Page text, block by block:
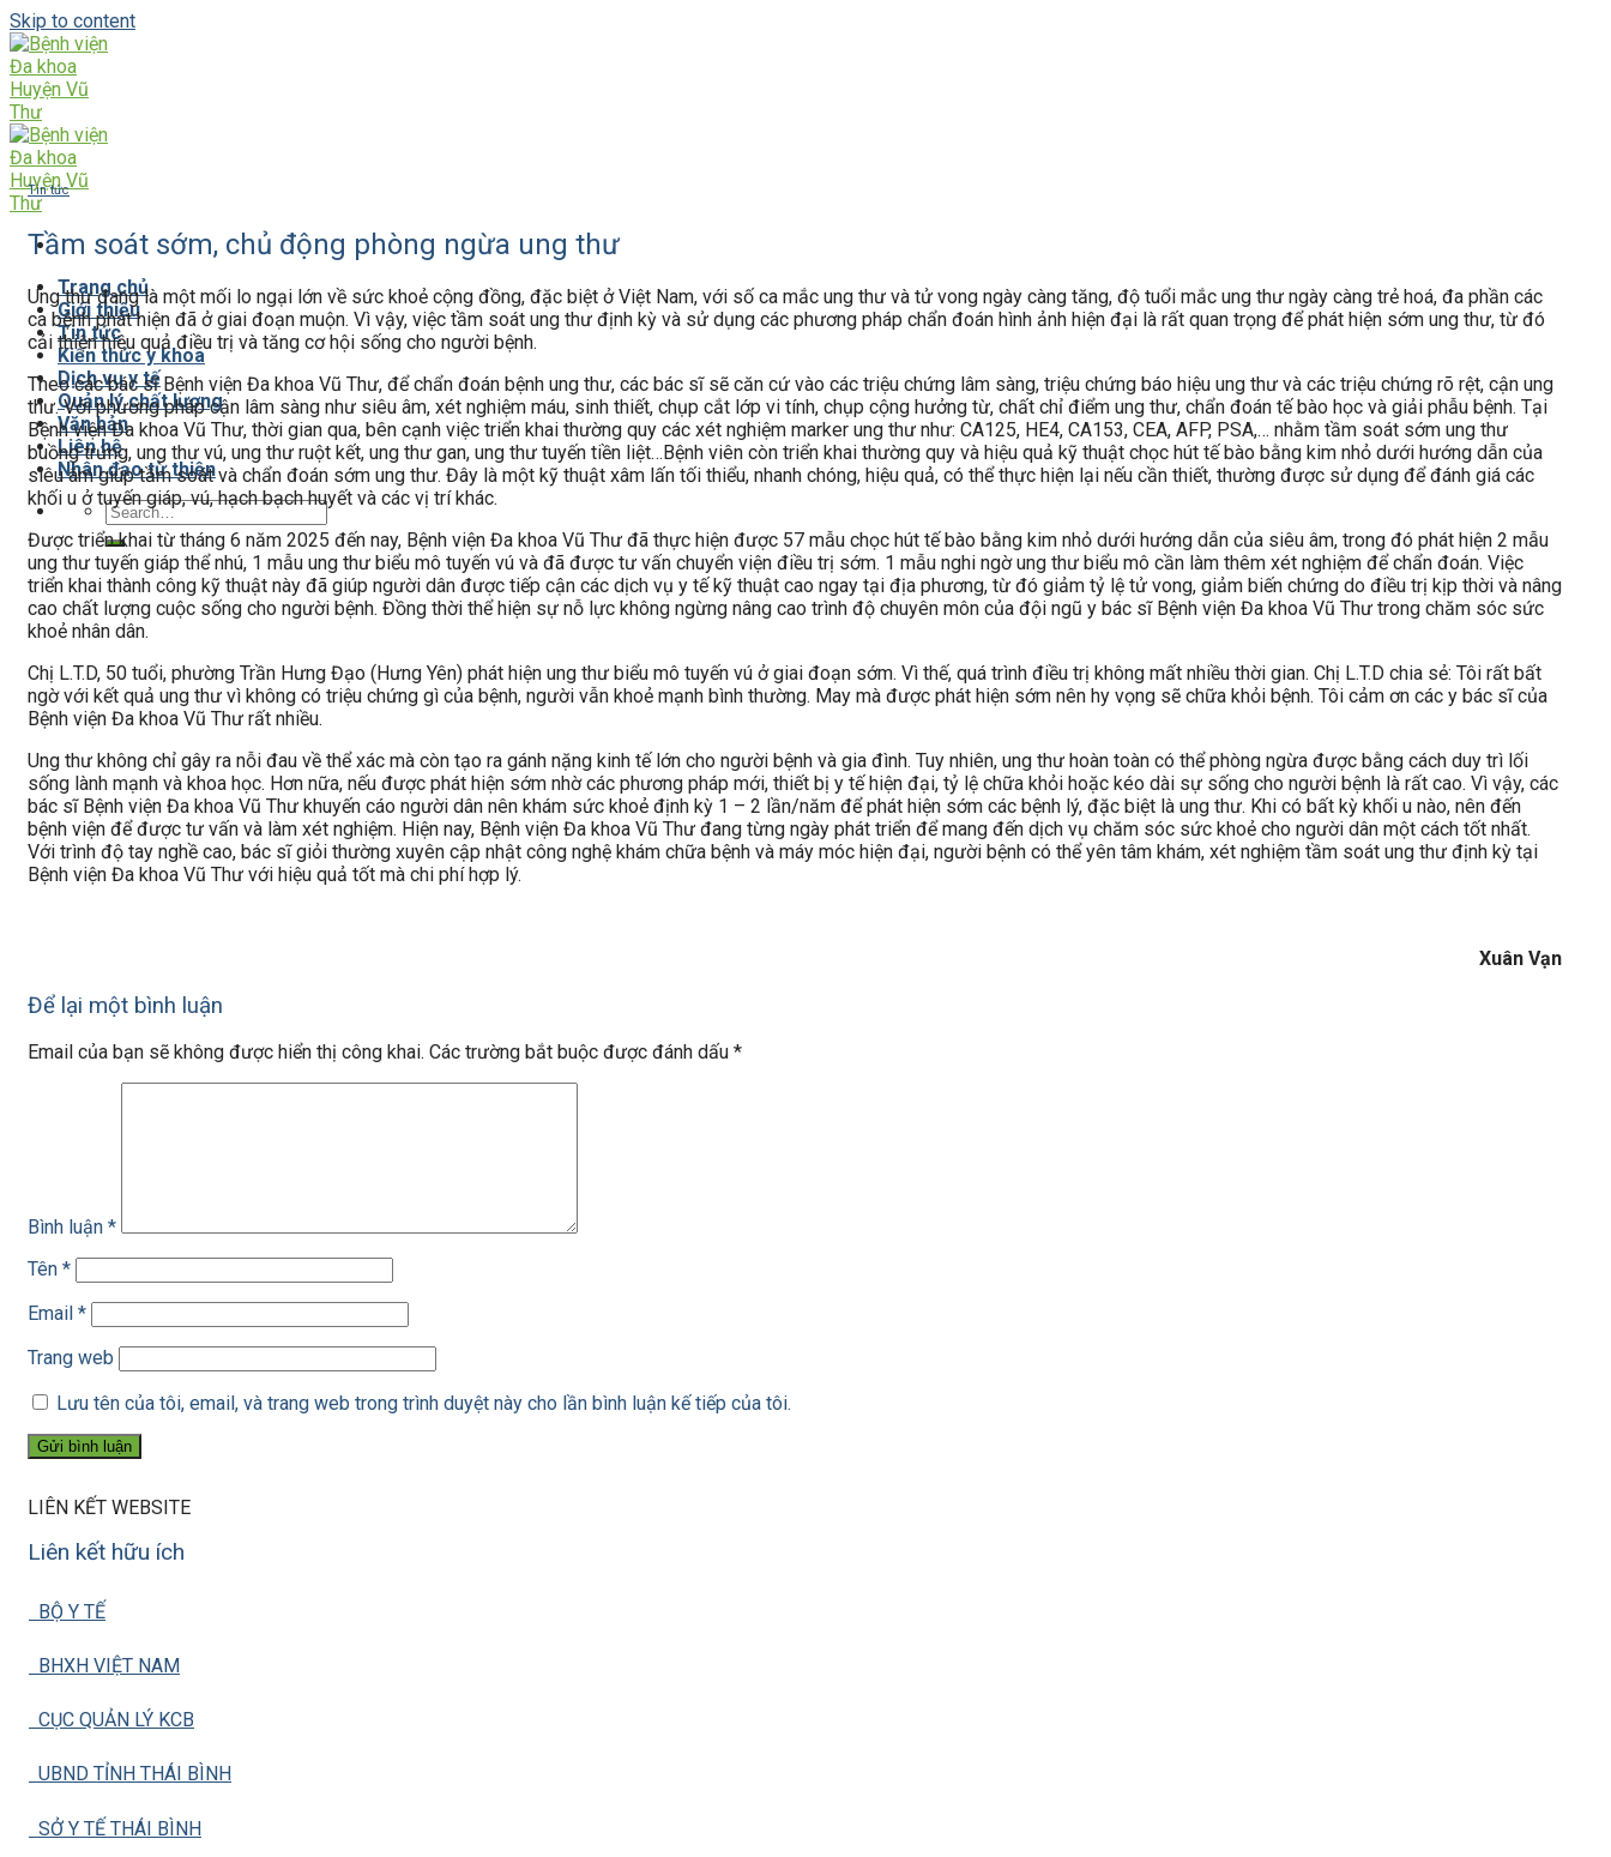
Skip to content
Trang chủ
Giới thiệu
Tin tức
Kiến thức y khoa
Dịch vụ y tế
Quản lý chất lượng
Văn bản
Liên hệ
Nhân đạo từ thiện
Tin tức
Tầm soát sớm, chủ động phòng ngừa ung thư
Ung thư đang là một mối lo ngại lớn về sức khoẻ cộng đồng, đặc biệt ở Việt Nam, với số ca mắc ung thư và tử vong ngày càng tăng, độ tuổi mắc ung thư ngày càng trẻ hoá, đa phần các
ca bệnh phát hiện đã ở giai đoạn muộn. Vì vậy, việc tầm soát ung thư định kỳ và sử dụng các phương pháp chẩn đoán hình ảnh hiện đại là rất quan trọng để phát hiện sớm ung thư, từ đó
cải thiện hiệu quả điều trị và tăng cơ hội sống cho người bệnh.
Theo các bác sĩ Bệnh viện Đa khoa Vũ Thư, để chẩn đoán bệnh ung thư, các bác sĩ sẽ căn cứ vào các triệu chứng lâm sàng, triệu chứng báo hiệu ung thư và các triệu chứng rõ rệt, cận ung
thư. Với phương pháp cận lâm sàng như siêu âm, xét nghiệm máu, sinh thiết, chụp cắt lớp vi tính, chụp cộng hưởng từ, chất chỉ điểm ung thư, chẩn đoán tế bào học và giải phẫu bệnh. Tại
Bệnh viện Đa khoa Vũ Thư, thời gian qua, bên cạnh việc triển khai thường quy các xét nghiệm marker ung thư như: CA125, HE4, CA153, CEA, AFP, PSA,… nhằm tầm soát sớm ung thư
buồng trứng, ung thư vú, ung thư ruột kết, ung thư gan, ung thư tuyến tiền liệt…Bệnh viên còn triển khai thường quy và hiệu quả kỹ thuật chọc hút tế bào bằng kim nhỏ dưới hướng dẫn của
siêu âm giúp tầm soát và chẩn đoán sớm ung thư. Đây là một kỹ thuật xâm lấn tối thiểu, nhanh chóng, hiệu quả, có thể thực hiện lại nếu cần thiết, thường được sử dụng để đánh giá các
khối u ở tuyến giáp, vú, hạch bạch huyết và các vị trí khác.
Được triển khai từ tháng 6 năm 2025 đến nay, Bệnh viện Đa khoa Vũ Thư đã thực hiện được 57 mẫu chọc hút tế bào bằng kim nhỏ dưới hướng dẫn của siêu âm, trong đó phát hiện 2 mẫu
ung thư tuyến giáp thể nhú, 1 mẫu ung thư biểu mô tuyến vú và đã được tư vấn chuyển viện điều trị sớm. 1 mẫu nghi ngờ ung thư biểu mô cần làm thêm xét nghiệm để chẩn đoán. Việc
triển khai thành công kỹ thuật này đã giúp người dân được tiếp cận các dịch vụ y tế kỹ thuật cao ngay tại địa phương, từ đó giảm tỷ lệ tử vong, giảm biến chứng do điều trị kịp thời và nâng
cao chất lượng cuộc sống cho người bệnh. Đồng thời thể hiện sự nỗ lực không ngừng nâng cao trình độ chuyên môn của đội ngũ y bác sĩ Bệnh viện Đa khoa Vũ Thư trong chăm sóc sức
khoẻ nhân dân.
Chị L.T.D, 50 tuổi, phường Trần Hưng Đạo (Hưng Yên) phát hiện ung thư biểu mô tuyến vú ở giai đoạn sớm. Vì thế, quá trình điều trị không mất nhiều thời gian. Chị L.T.D chia sẻ: Tôi rất bất
ngờ với kết quả ung thư vì không có triệu chứng gì của bệnh, người vẫn khoẻ mạnh bình thường. May mà được phát hiện sớm nên hy vọng sẽ chữa khỏi bệnh. Tôi cảm ơn các y bác sĩ của
Bệnh viện Đa khoa Vũ Thư rất nhiều.
Ung thư không chỉ gây ra nỗi đau về thể xác mà còn tạo ra gánh nặng kinh tế lớn cho người bệnh và gia đình. Tuy nhiên, ung thư hoàn toàn có thể phòng ngừa được bằng cách duy trì lối
sống lành mạnh và khoa học. Hơn nữa, nếu được phát hiện sớm nhờ các phương pháp mới, thiết bị y tế hiện đại, tỷ lệ chữa khỏi hoặc kéo dài sự sống cho người bệnh là rất cao. Vì vậy, các
bác sĩ Bệnh viện Đa khoa Vũ Thư khuyến cáo người dân nên khám sức khoẻ định kỳ 1 – 2 lần/năm để phát hiện sớm các bệnh lý, đặc biệt là ung thư. Khi có bất kỳ khối u nào, nên đến
bệnh viện để được tư vấn và làm xét nghiệm. Hiện nay, Bệnh viện Đa khoa Vũ Thư đang từng ngày phát triển để mang đến dịch vụ chăm sóc sức khoẻ cho người dân một cách tốt nhất.
Với trình độ tay nghề cao, bác sĩ giỏi thường xuyên cập nhật công nghệ khám chữa bệnh và máy móc hiện đại, người bệnh có thể yên tâm khám, xét nghiệm tầm soát ung thư định kỳ tại
Bệnh viện Đa khoa Vũ Thư với hiệu quả tốt mà chi phí hợp lý.
Xuân Vạn
Để lại một bình luận
Email của bạn sẽ không được hiển thị công khai. Các trường bắt buộc được đánh dấu *
Bình luận *
Tên *
Email *
Trang web
Lưu tên của tôi, email, và trang web trong trình duyệt này cho lần bình luận kế tiếp của tôi.
LIÊN KẾT WEBSITE
Liên kết hữu ích
BỘ Y TẾ
BHXH VIỆT NAM
CỤC QUẢN LÝ KCB
UBND TỈNH THÁI BÌNH
SỞ Y TẾ THÁI BÌNH